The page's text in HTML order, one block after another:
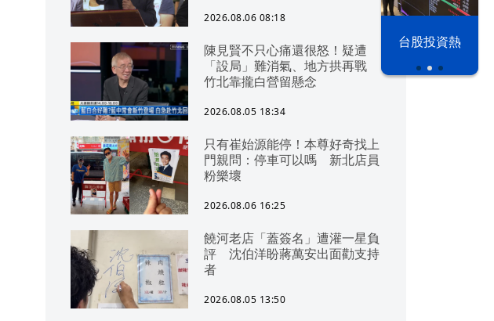
漢光42演習 台股投資熱
2026.08.06 08:18
陳見賢不只心痛還很怒！疑遭
「設局」難消氣、地方拱再戰
竹北靠攏白營留懸念
2026.08.05 18:34
只有崔始源能停！本尊好奇找上
門親問：停車可以嗎 新北店員
粉樂壞
2026.08.06 16:25
饒河老店「蓋簽名」遭灌一星負
評 沈伯洋盼蔣萬安出面勸支持
者
2026.08.05 13:50